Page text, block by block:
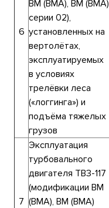
6
ВМ (ВМА), ВМ (ВМА)
серии 02),
установленных на
вертолётах,
эксплуатируемых
в условиях
трелёвки леса
(«логгинга») и
подъёма тяжелых
грузов
7
Эксплуатация
турбовального
двигателя ТВ3-117
(модификации ВМ
(ВМА), ВМ (ВМА)